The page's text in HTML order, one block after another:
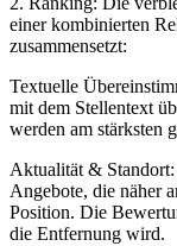
einer kombinierten
zusammensetzt:
Textuelle
mit dem Stellentext
werden am stärksten
Aktualität &
Angebote, die näher
Position. Die
die Entfernung wird.